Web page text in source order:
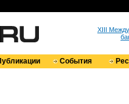
XIII
События